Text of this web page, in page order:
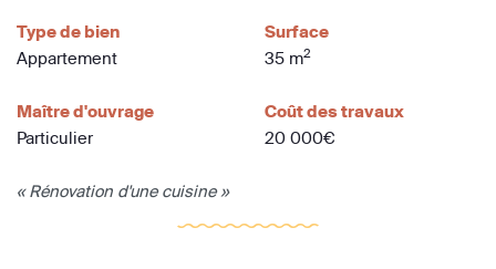
Type de bien
Appartement
Surface
35 m2
Maître d'ouvrage
Particulier
Coût des travaux
20 000€
« Rénovation d'une cuisine »